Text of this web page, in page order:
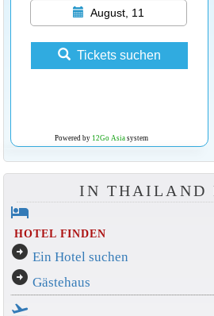
August, 11
Tickets suchen
Powered by 12Go Asiasystem
IN THAILAND
hotel
HOTEL FINDEN
arrow_circle_right Ein Hotel suchen
arrow_circle_right Gästehaus
flight_takeoff